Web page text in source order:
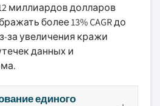
миллиардов долларов
более 13% CAGR до
за увеличения кражи
данных и
единого